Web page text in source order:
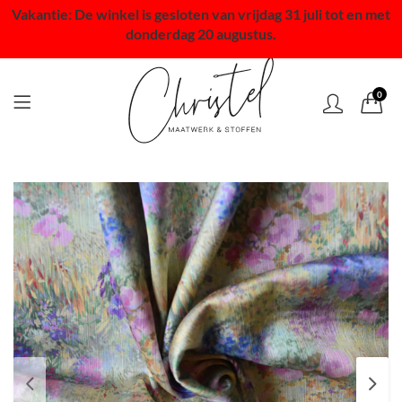
Vakantie: De winkel is gesloten van vrijdag 31 juli tot en met
donderdag 20 augustus.
0